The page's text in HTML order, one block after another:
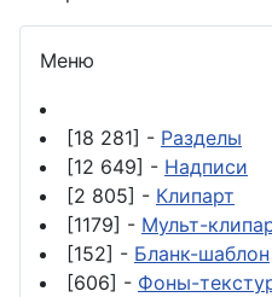
Меню
[18 281] - Разделы
[12 649] - Надписи
[2 805] - Клипарт
[1179] - Мульт-
[152] - Бланк-шаблон
[606] - Фоны-